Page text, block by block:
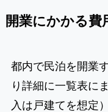
開業にかかる費
都内で民泊を開業
り詳細に一覧表に
入は戸建てを想定）